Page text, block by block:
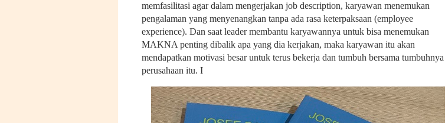
memfasilitasi agar dalam mengerjakan job description, karyawan menemukan
pengalaman yang menyenangkan tanpa ada rasa keterpaksaan (employee
experience). Dan saat leader membantu karyawannya untuk bisa menemukan
MAKNA penting dibalik apa yang dia kerjakan, maka karyawan itu akan
mendapatkan motivasi besar untuk terus bekerja dan tumbuh bersama tumbuhnya
perusahaan itu. I